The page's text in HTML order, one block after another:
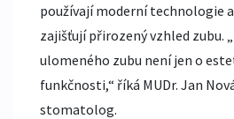
používají moderní technologie
zajišťují přirozený vzhled zubu.
ulomeného zubu není jen o
funkčnosti,“ říká MUDr. Jan
stomatolog.